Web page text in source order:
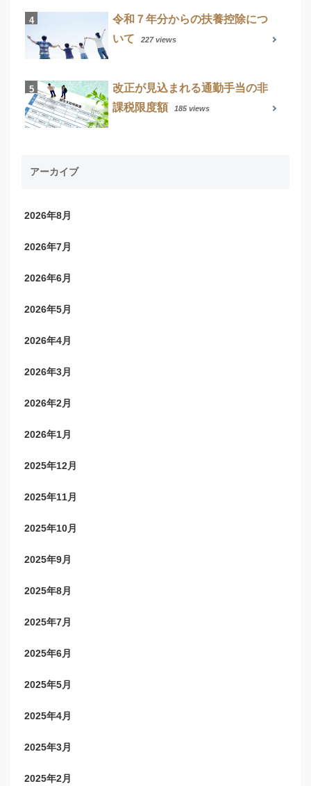
令和７年分からの扶養控除につ
いて
227 views
改正が見込まれる通勤手当の非
課税限度額
185 views
アーカイブ
2026年8月
2026年7月
2026年6月
2026年5月
2026年4月
2026年3月
2026年2月
2026年1月
2025年12月
2025年11月
2025年10月
2025年9月
2025年8月
2025年7月
2025年6月
2025年5月
2025年4月
2025年3月
2025年2月